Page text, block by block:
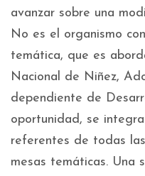
avanzar sobre una
No es el organismo
temática, que es
Nacional de Niñez,
dependiente de
oportunidad, se
referentes de todas
mesas temáticas. Una